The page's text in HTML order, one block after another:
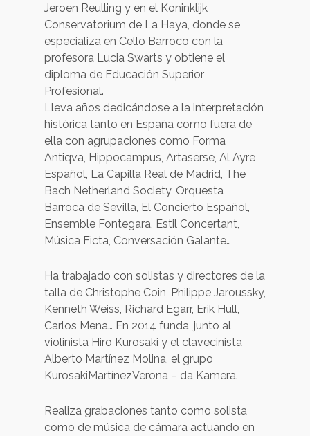
Jeroen Reulling y en el Koninklijk
Conservatorium de La Haya, donde se
especializa en Cello Barroco con la
profesora Lucia Swarts y obtiene el
diploma de Educación Superior
Profesional.
Lleva años dedicándose a la interpretación
histórica tanto en España como fuera de
ella con agrupaciones como Forma
Antiqva, Hippocampus, Artaserse, Al Ayre
Español, La Capilla Real de Madrid, The
Bach Netherland Society, Orquesta
Barroca de Sevilla, El Concierto Español,
Ensemble Fontegara, Estil Concertant,
Música Ficta, Conversación Galante…
Ha trabajado con solistas y directores de la
talla de Christophe Coin, Philippe Jaroussky,
Kenneth Weiss, Richard Egarr, Erik Hull,
Carlos Mena… En 2014 funda, junto al
violinista Hiro Kurosaki y el clavecinista
Alberto Martínez Molina, el grupo
KurosakiMartínezVerona – da Kamera.
Realiza grabaciones tanto como solista
como de música de cámara actuando en